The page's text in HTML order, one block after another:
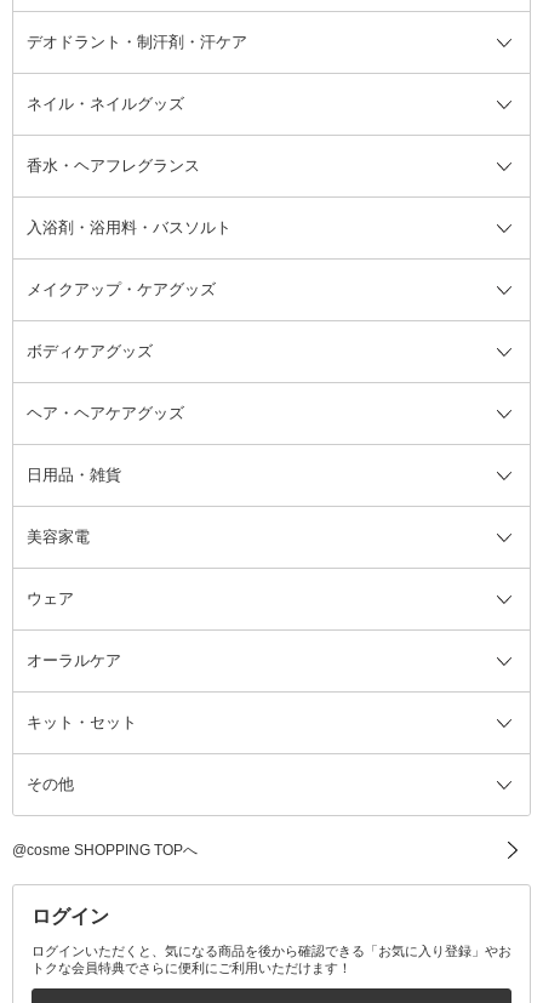
ブースター・導入液
洗い流すパック・マスク
リップクリーム・リップケア
顔用マッサージ料
アイブロウ・眉マスカラ
チーク
ハイライト・シェーディング
レッグ・フットケア
バストケア
ネイルケア
脱毛・除毛ケア
洗い流さないトリートメント
ヘアスタイリング剤
頭皮ケア・育毛剤
その他シャンプー・ヘアケア・ヘ
アスタイリング
日焼け対策・ケア全て
サンオイル・タンニング
その他日焼け対策・UVケア
デオドラント・制汗剤・汗ケア
デオドラント・制汗剤・汗ケア全
て
フット用デオドラント・制汗剤・
汗ケア
ネイル・ネイルグッズ
ネイル・ネイルグッズ全て
ジェルネイル
リムーバー・除光液
香水・ヘアフレグランス
香水・ヘアフレグランス全て
フレグランスミスト
その他香水・ヘアフレグランス
入浴剤・浴用料・バスソルト
入浴剤・浴用料・バスソルト全て
バスソルト
メイクアップ・ケアグッズ
メイクアップ・ケアグッズ全て
コットン・綿棒
洗顔グッズ
ブラシ・チップ
ツィザー・毛抜き
カミソリ
ファンデーション・パウダーケー
ス
ミラー・鏡
その他メイクアップ・ケアグッズ
ボディケアグッズ
ボディケアグッズ全て
マッサージ・ボディケアグッズ
かかと・角質ケアグッズ
絆創膏
ヘア・ヘアケアグッズ
ヘア・ヘアケアグッズ全て
ヘアゴム
ヘアバンド
ヘッドマッサージブラシ
日用品・雑貨
日用品・雑貨全て
柔軟剤
ルームフレグランス・ディフュー
ザー
アロマキャンドル
消臭剤・芳香剤
マスク・ティッシュ
美容家電
美容家電全て
ボディケア美容家電
その他美容家電
ウェア
ウェア全て
レッグウェア
オーラルケア
オーラルケア全て
歯ブラシ
マウスウォッシュ・スプレー
その他オーラルケア
キット・セット
キット・セット全て
ベースメイクキット
ボディケアキット
その他キット・セット
その他
その他全て
@cosme SHOPPING TOPへ
ログイン
ログインいただくと、気になる商品を後から確認できる「お気に入り登録」やお
トクな会員特典でさらに便利にご利用いただけます！